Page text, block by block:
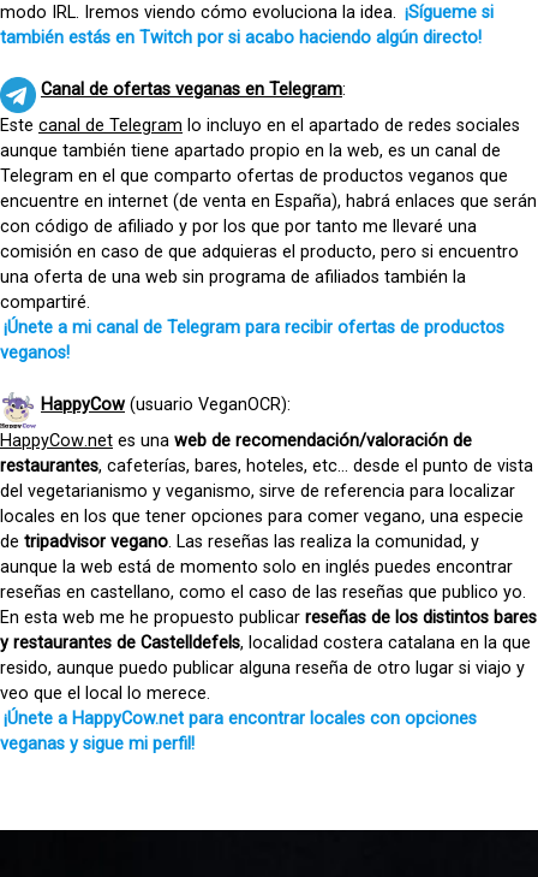
modo IRL. Iremos viendo cómo evoluciona la idea. ¡Sígueme si
también estás en Twitch por si acabo haciendo algún directo!
Canal de ofertas veganas en Telegram:
Este canal de Telegram lo incluyo en el apartado de redes sociales
aunque también tiene apartado propio en la web, es un canal de
Telegram en el que comparto ofertas de productos veganos que
encuentre en internet (de venta en España), habrá enlaces que serán
con código de afiliado y por los que por tanto me llevaré una
comisión en caso de que adquieras el producto, pero si encuentro
una oferta de una web sin programa de afiliados también la
compartiré.
¡Únete a mi canal de Telegram para recibir ofertas de productos
veganos!
HappyCow (usuario VeganOCR):
HappyCow.net es una web de recomendación/valoración de
restaurantes, cafeterías, bares, hoteles, etc… desde el punto de vista
del vegetarianismo y veganismo, sirve de referencia para localizar
locales en los que tener opciones para comer vegano, una especie
de tripadvisor vegano. Las reseñas las realiza la comunidad, y
aunque la web está de momento solo en inglés puedes encontrar
reseñas en castellano, como el caso de las reseñas que publico yo.
En esta web me he propuesto publicar reseñas de los distintos bares
y restaurantes de Castelldefels, localidad costera catalana en la que
resido, aunque puedo publicar alguna reseña de otro lugar si viajo y
veo que el local lo merece.
¡Únete a HappyCow.net para encontrar locales con opciones
veganas y sigue mi perfil!